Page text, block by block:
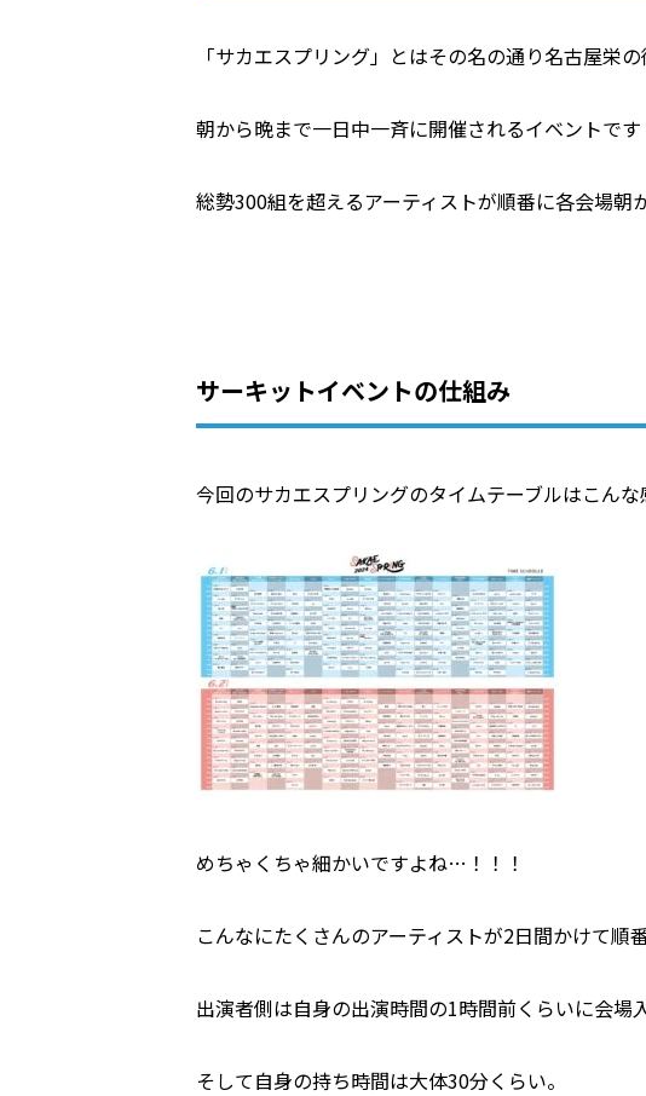
「サカエスプリング」とはその名の通り名古屋栄
朝から晩まで一日中一斉に開催されるイベントです
総勢300組を超えるアーティストが順番に各会場朝
サーキットイベントの仕組み
今回のサカエスプリングのタイムテーブルはこんな
めちゃくちゃ細かいですよね…！！！
こんなにたくさんのアーティストが2日間かけて順
出演者側は自身の出演時間の1時間前くらいに会場
そして自身の持ち時間は大体30分くらい。